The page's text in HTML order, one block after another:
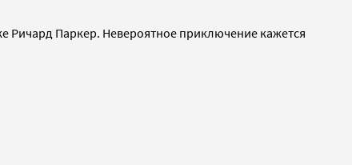
Ричард Паркер. Невероятное приключение кажется